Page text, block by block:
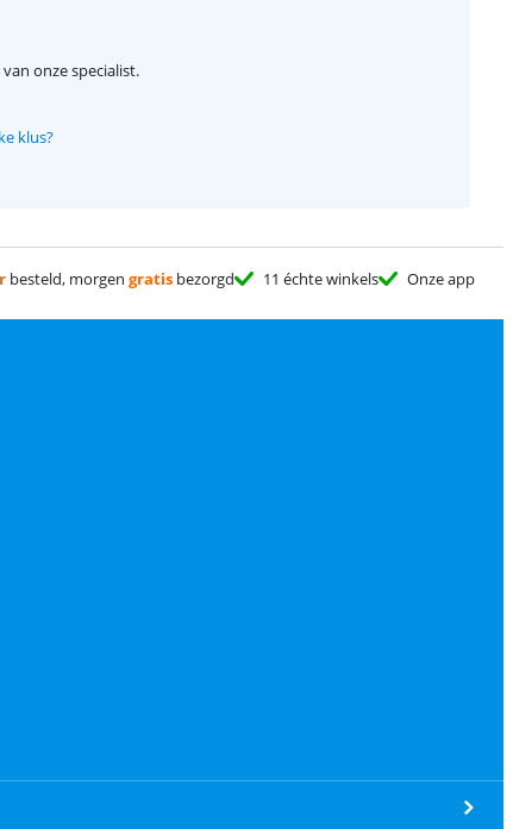
onze specialist.
klus?
besteld, morgen gratis bezorgd 11 échte winkels Onze app